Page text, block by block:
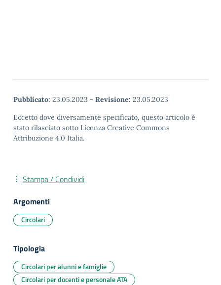
Pubblicato: 23.05.2023 - Revisione: 23.05.2023
Eccetto dove diversamente specificato, questo articolo è
stato rilasciato sotto Licenza Creative Commons
Attribuzione 4.0 Italia.
Stampa / Condividi
Argomenti
Circolari
Tipologia
Circolari per alunni e famiglie
Circolari per docenti e personale ATA